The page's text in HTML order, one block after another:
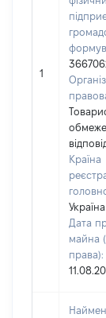
1
Країна
Україна
Дата
майна
права):